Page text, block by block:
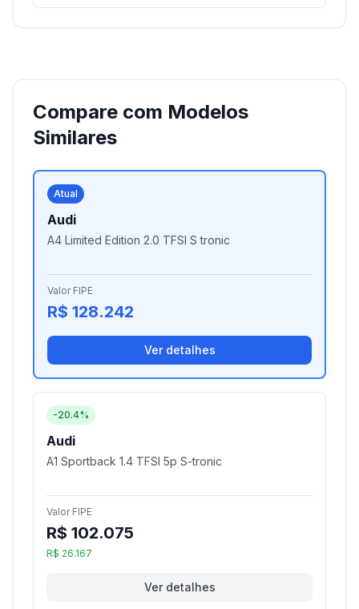
Compare com Modelos
Similares
Atual
Audi
A4 Limited Edition 2.0 TFSI S tronic
Valor FIPE
R$ 128.242
Ver detalhes
-20.4%
Audi
A1 Sportback 1.4 TFSI 5p S-tronic
Valor FIPE
R$ 102.075
R$ 26.167
Ver detalhes